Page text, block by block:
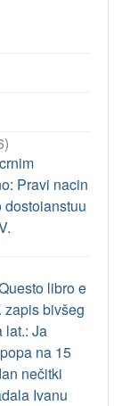
Pravi nacin
libro e
zapis bivšeg
lat.: Ja
na 15
nečitki
Ivanu